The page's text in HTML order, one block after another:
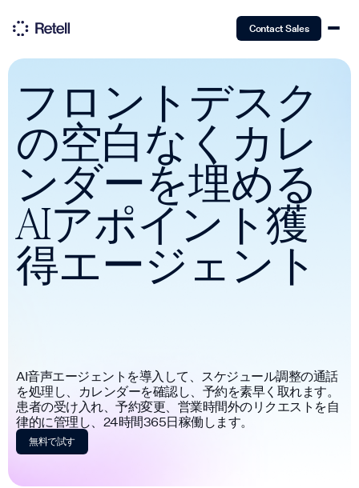
Contact Sales
フロントデスク
の空白なくカレ
ンダーを埋める
AIアポイント獲
得エージェント
AI音声エージェントを導入して、スケジュール調整の通話
を処理し、カレンダーを確認し、予約を素早く取れます。
患者の受け入れ、予約変更、営業時間外のリクエストを自
律的に管理し、24時間365日稼働します。
無料で試す